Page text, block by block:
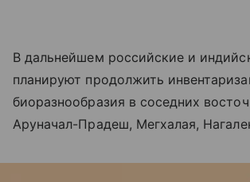
В дальнейшем российские и
планируют продолжить
биоразнообразия в соседних
Аруначал-Прадеш, Мегхалая,